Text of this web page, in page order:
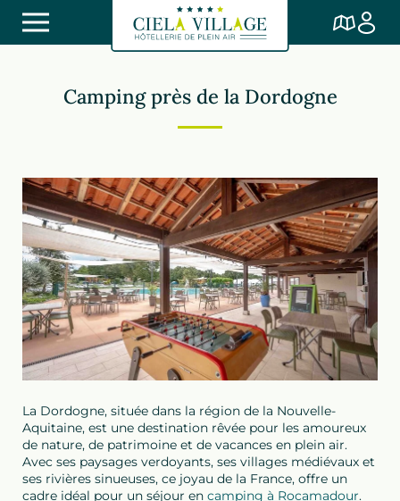
Camping près de la Dordogne
La Dordogne, située dans la région de la Nouvelle-
Aquitaine, est une destination rêvée pour les amoureux
de nature, de patrimoine et de vacances en plein air.
Avec ses paysages verdoyants, ses villages médiévaux et
ses rivières sinueuses, ce joyau de la France, offre un
cadre idéal pour un séjour en camping à Rocamadour.